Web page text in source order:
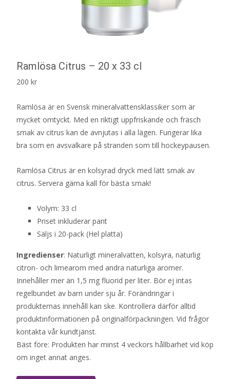
Ramlösa Citrus – 20 x 33 cl
200 kr
Ramlösa är en Svensk mineralvattensklassiker som är
mycket omtyckt. Med en riktigt uppfriskande och fräsch
smak av citrus kan de avnjutas i alla lägen. Fungerar lika
bra som en avsvalkare på stranden som till hockeypausen.
Ramlösa Citrus är en kolsyrad dryck med lätt smak av
citrus. Servera gärna kall för bästa smak!
Volym: 33 cl
Priset inkluderar pant
Säljs i 20-pack (Hel platta)
Ingredienser: Naturligt mineralvatten, kolsyra, naturlig
citron- och limearom med andra naturliga aromer.
Innehåller mer än 1,5 mg fluorid per liter. Bör ej intas
regelbundet av barn under sju år. Förändringar i
produkternas innehåll kan ske. Kontrollera därför alltid
produktinformationen på originalförpackningen. Vid frågor
kontakta vår kundtjänst.
Bäst före: Produkten har minst 4 veckors hållbarhet vid köp
om inget annat anges.